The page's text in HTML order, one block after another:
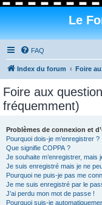
Le
FAQ
Index du forum Foire
Foire aux
fréquemment)
Problèmes de connexion et
Pourquoi dois-je m’enregistrer ?
Que signifie COPPA ?
Je souhaite m’enregistrer, mais
Je suis enregistré mais je ne
Pourquoi ne puis-je pas me
Je me suis enregistré par le
J’ai perdu mon mot de passe !
Pourquoi suis-je